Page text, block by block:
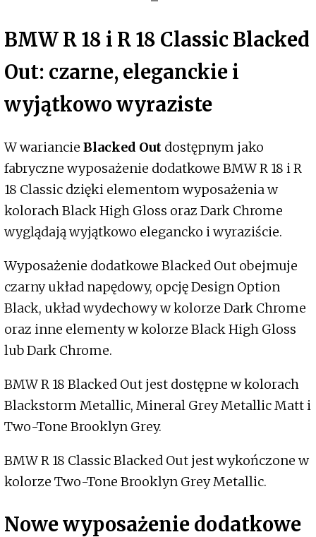
BMW R 18 i R 18 Classic Blacked
Out: czarne, eleganckie i
wyjątkowo wyraziste
W wariancie Blacked Out dostępnym jako
fabryczne wyposażenie dodatkowe BMW R 18 i R
18 Classic dzięki elementom wyposażenia w
kolorach Black High Gloss oraz Dark Chrome
wyglądają wyjątkowo elegancko i wyraziście.
Wyposażenie dodatkowe Blacked Out obejmuje
czarny układ napędowy, opcję Design Option
Black, układ wydechowy w kolorze Dark Chrome
oraz inne elementy w kolorze Black High Gloss
lub Dark Chrome.
BMW R 18 Blacked Out jest dostępne w kolorach
Blackstorm Metallic, Mineral Grey Metallic Matt i
Two-Tone Brooklyn Grey.
BMW R 18 Classic Blacked Out jest wykończone w
kolorze Two-Tone Brooklyn Grey Metallic.
Nowe wyposażenie dodatkowe